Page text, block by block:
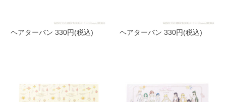
ヘアターバン 330円(税込) ヘアターバン 330円(税込)